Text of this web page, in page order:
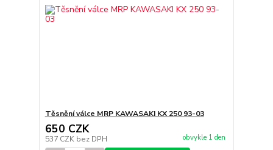
Těsnění válce MRP KAWASAKI KX 250 93-03
650 CZK
537 CZK bez DPH obvykle 1 den